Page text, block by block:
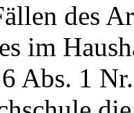
des
im
Abs. 1